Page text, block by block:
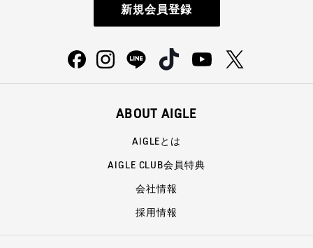
新規会員登録
ABOUT AIGLE
AIGLEとは
AIGLE CLUB会員特典
会社情報
採用情報